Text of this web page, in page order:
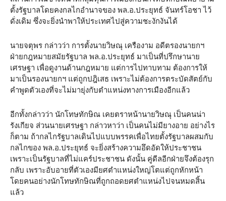
ตั้งรัฐบาลโดยคงกลไกอำนาจของ พล.อ.ประยุทธ์ จันทร์โอชา ไว้
ดั่งเดิม ซึ่งจะยิ่งนำพาให้ประเทศไปสู่ความชะงักงันได้
นายจตุพร กล่าวว่า การตั้งนายวิษณุ เครืองาม อดีตรองนายกฯ
ฝ่ายกฎหมายสมัยรัฐบาล พล.อ.ประยุทธ์ มาเป็นที่ปรึกษานาย
เศรษฐา เพื่อดูงานด้านกฎหมาย แต่การไปทาบทาม ต้องการให้
มาเป็นรองนายกฯ แต่ถูกปฎิเสธ เพราะไม่ต้องการตระบัดสัตย์กับ
คำพูดตัวเองที่จะไม่มายุ่งกับตำแหน่งทางการเมืองอีกแล้ว
อีกทั้งกล่าวว่า นักโทษทักษิณ เคยตราหน้านายวิษณุ เป็นคนน่า
รังเกียจ ส่วนนายเศรษฐา กล่าวหาว่า เป็นคนไม่มียางอาย อย่างไร
ก็ตาม ถ้ากลไกรัฐบาลเดินไปแบบพรรคเพื่อไทยตั้งรัฐบาลผสมกับ
กลไกของ พล.อ.ประยุทธ์ จะยิ่งสร้างความอึดอัดให้ประชาชน
เพราะเป็นรัฐบาลที่ไม่แคร์ประชาชน ดังนั้น คู่ดีลอีกฝ่ายจึงต้องรุก
กลับ เพราะอับอายที่ตัวเองมียศตำแหน่งใหญ่โตแต่ถูกหักหน้า
โดยคนอย่างนักโทษทักษิณที่ถูกถอดยศตำแหน่งไปจนหมดสิ้น
แล้ว